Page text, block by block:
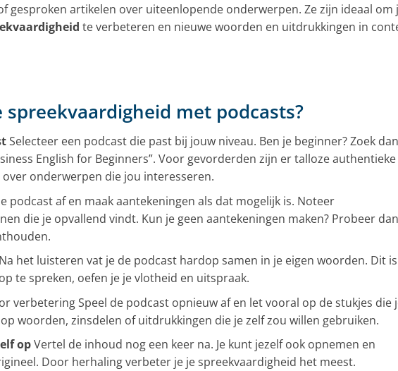
gesproken artikelen over uiteenlopende onderwerpen. Ze zijn ideaal om
te verbeteren en nieuwe woorden en uitdrukkingen in
spreekvaardigheid met podcasts?
Selecteer een podcast die past bij jouw niveau. Ben je beginner? Zoek dan
English for Beginners”. Voor gevorderden zijn er talloze authentieke
over onderwerpen die jou interesseren.
podcast af en maak aantekeningen als dat mogelijk is. Noteer
die je opvallend vindt. Kun je geen aantekeningen maken? Probeer dan
Na het luisteren vat je de podcast hardop samen in je eigen woorden. Dit is
te spreken, oefen je je vlotheid en uitspraak.
verbetering Speel de podcast opnieuw af en let vooral op de stukjes die
woorden, zinsdelen of uitdrukkingen die je zelf zou willen gebruiken.
opVertel de inhoud nog een keer na. Je kunt jezelf ook opnemen en
Door herhaling verbeter je je spreekvaardigheid het meest.